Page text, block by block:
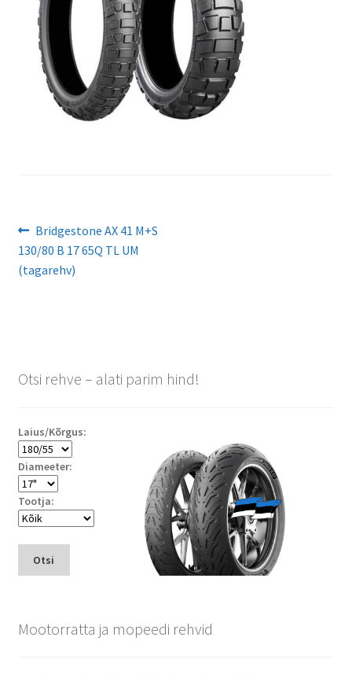
Navigeerimine
Eelmine
postitus:
Bridgestone AX 41 M+S
130/80 B 17 65Q TL UM
(tagarehv)
Otsi rehve – alati parim hind!
Laius/Kõrgus:
Diameeter:
Tootja:
Otsi
Mootorratta ja mopeedi rehvid